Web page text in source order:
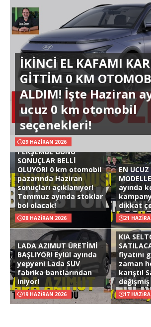
İKİNCİ EL KAFAMI
GİTTİM 0 KM
ALDIM! İşte Haziran
ucuz 0 km otomobil
seçenekleri!
29 HAZIRAN 2026
PERŞEMBE GÜNÜ
SONUÇLAR BELLİ
OLUYOR! 0 km otomobil
pazarında Haziran
sonuçları açıklanıyor!
Temmuz ayında stoklar
bol olacak!
28 HAZIRAN 2026
EN UCUZ
ayında
dikkat
21
LADA AZIMUT ÜRETİMİ
BAŞLIYOR! Eylül ayında
yepyeni Lada SUV
fabrika bantlarından
iniyor!
19 HAZIRAN 2026
KIA
fiyatını
zaman
karıştı!
17